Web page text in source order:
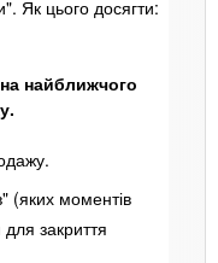
Як цього досягти:
найближчого
(яких моментів
закриття